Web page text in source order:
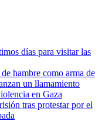
días para visitar las
hambre como arma de
un llamamiento
en Gaza
tras protestar por el